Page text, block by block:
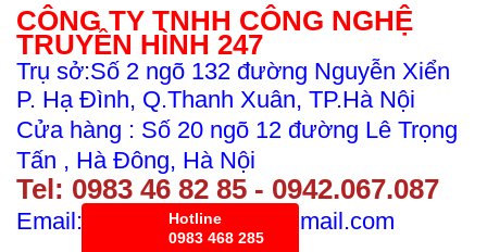
CÔNG TY TNHH CÔNG NGHỆ
TRUYỀN HÌNH 247
Trụ sở:Số 2 ngõ 132 đường Nguyễn Xiển
P. Hạ Đình, Q.Thanh Xuân, TP.Hà Nội
Cửa hàng : Số 20 ngõ 12 đường Lê Trọng
Tấn , Hà Đông, Hà Nội
Tel: 0983 46 82 85 - 0942.067.087
Email: kdtruyenhinh247@gmail.com
Hotline
0983 468 285